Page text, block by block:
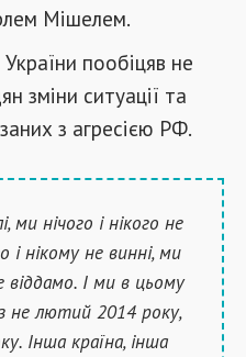
Мішелем.
пообіцяв не
зміни ситуації та
з агресією РФ.
ми нічого і нікого не
і нікому не винні, ми
віддамо. І ми в цьому
не лютий 2014 року,
Інша країна, інша